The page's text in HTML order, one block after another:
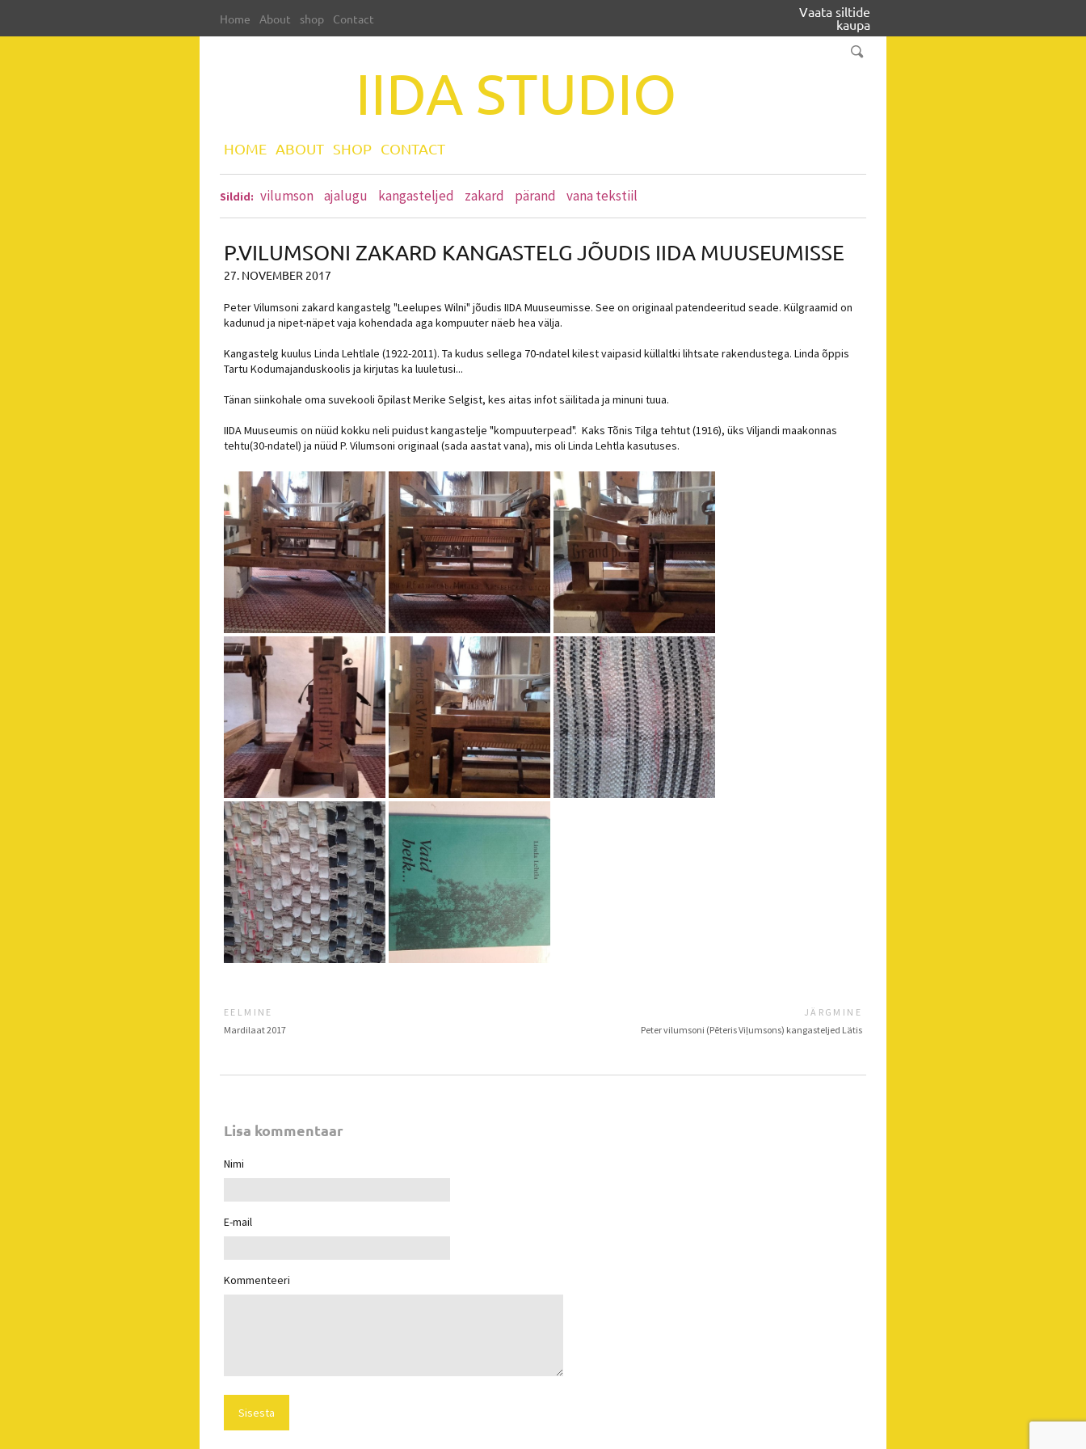
Home About shop Contact
Vaata siltide
kaupa
IIDA STUDIO
HOME ABOUT SHOP CONTACT
Sildid: vilumson ajalugu kangasteljed zakard pärand vana tekstiil
P.VILUMSONI ZAKARD KANGASTELG JÕUDIS IIDA MUUSEUMISSE
27. NOVEMBER 2017
Peter Vilumsoni zakard kangastelg "Leelupes Wilni" jõudis IIDA Muuseumisse. See on originaal patendeeritud seade. Külgraamid on
kadunud ja nipet-näpet vaja kohendada aga kompuuter näeb hea välja.
Kangastelg kuulus Linda Lehtlale (1922-2011). Ta kudus sellega 70-ndatel kilest vaipasid küllaltki lihtsate rakendustega. Linda õppis
Tartu Kodumajanduskoolis ja kirjutas ka luuletusi...
Tänan siinkohale oma suvekooli õpilast Merike Selgist, kes aitas infot säilitada ja minuni tuua.
IIDA Muuseumis on nüüd kokku neli puidust kangastelje "kompuuterpead". Kaks Tõnis Tilga tehtut (1916), üks Viljandi maakonnas
tehtu(30-ndatel) ja nüüd P. Vilumsoni originaal (sada aastat vana), mis oli Linda Lehtla kasutuses.
EELMINE
Mardilaat 2017
JÄRGMINE
Peter vilumsoni (Pēteris Viļumsons) kangasteljed Lätis
Lisa kommentaar
Nimi
E-mail
Kommenteeri